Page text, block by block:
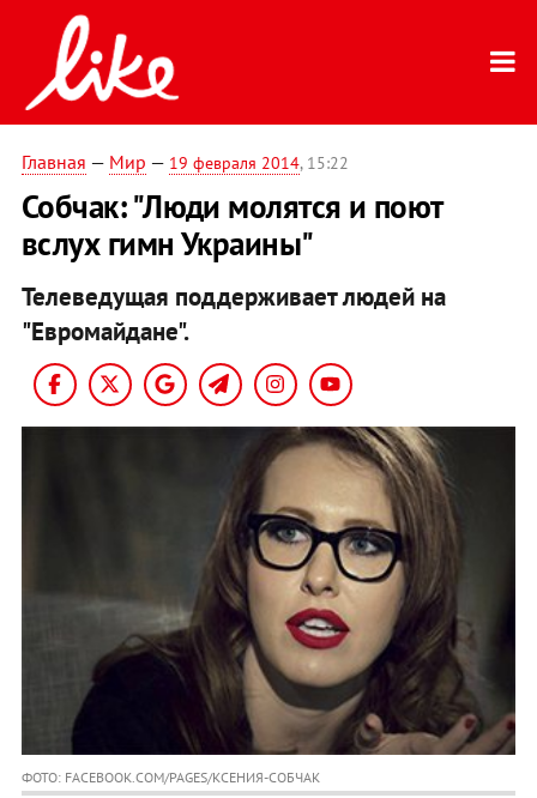
Главная — Мир — 19 февраля 2014, 15:22
Собчак: "Люди молятся и поют
вслух гимн Украины"
Телеведущая поддерживает людей на
"Евромайдане".
ФОТО: FACEBOOK.COM/PAGES/КСЕНИЯ-СОБЧАК